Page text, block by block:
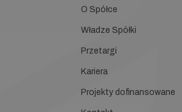
O Spółce
Władze Spółki
Przetargi
Kariera
Projekty dofinansowane